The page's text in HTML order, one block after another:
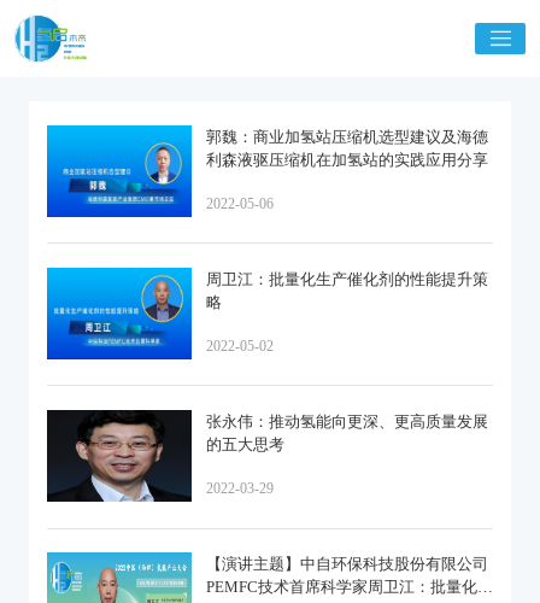
郭魏：商业加氢站压缩机选型建议及海德
利森液驱压缩机在加氢站的实践应用分享
2022-05-06
周卫江：批量化生产催化剂的性能提升策
略
2022-05-02
张永伟：推动氢能向更深、更高质量发展
的五大思考
2022-03-29
【演讲主题】中自环保科技股份有限公司
PEMFC技术首席科学家周卫江：批量化生